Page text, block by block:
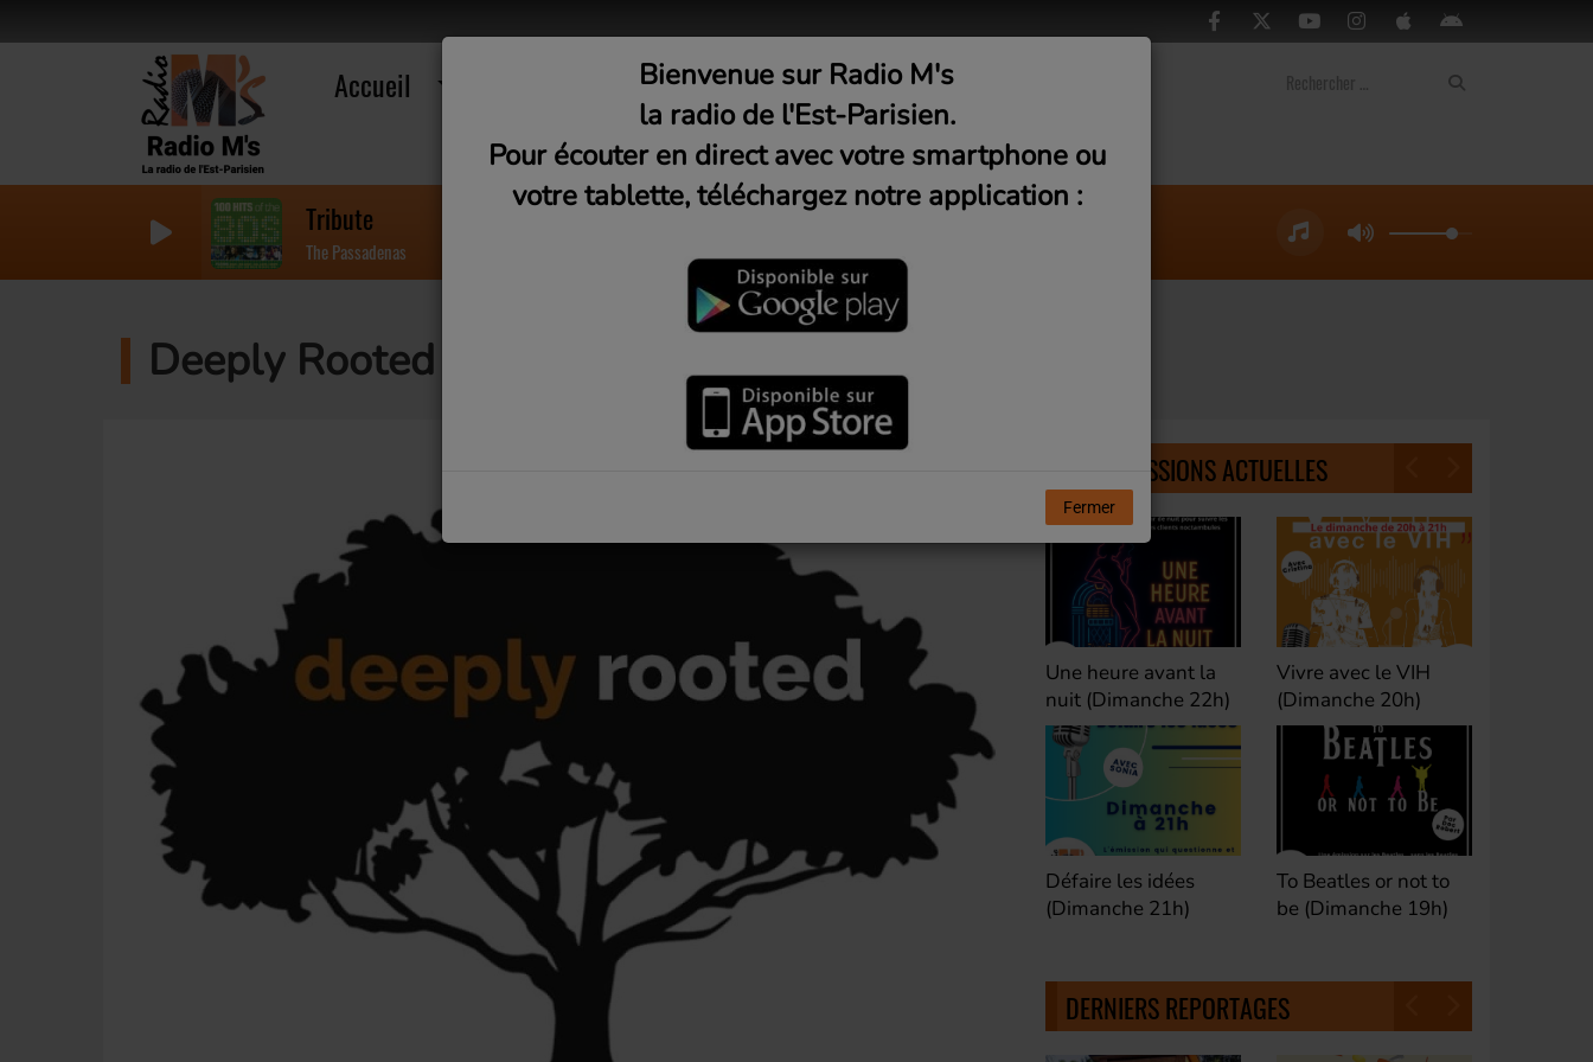
Accueil Musique Médias
Tribute
The Passadenas
Deeply Rooted #3 : Meet the devil in Memphis
NOS ÉMISSIONS ACTUELLES
Une heure avant la
nuit (Dimanche 22h)
Défaire les idées
Vivre avec le VIH
(Dimanche 20h)
To Beatles or not to
be (Dimanche 19h)
Club M's le Mix by
David (Lundi, jeudi et
samedi 23h)
Fan de Funk (Samedi
21h)
DERNIERS REPORTAGES
Bienvenue sur Radio M's
la radio de l'Est-Parisien.
Pour écouter en direct avec votre smartphone ou
votre tablette, téléchargez notre application :
Fermer